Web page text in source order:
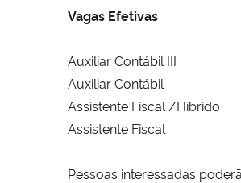
Vagas Efetivas
Auxiliar Contábil III
Auxiliar Contábil
Assistente Fiscal /Híbrido
Assistente Fiscal
Pessoas interessadas